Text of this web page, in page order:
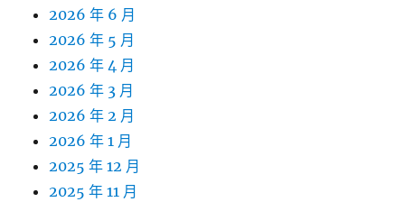
2026 年 6 月
2026 年 5 月
2026 年 4 月
2026 年 3 月
2026 年 2 月
2026 年 1 月
2025 年 12 月
2025 年 11 月